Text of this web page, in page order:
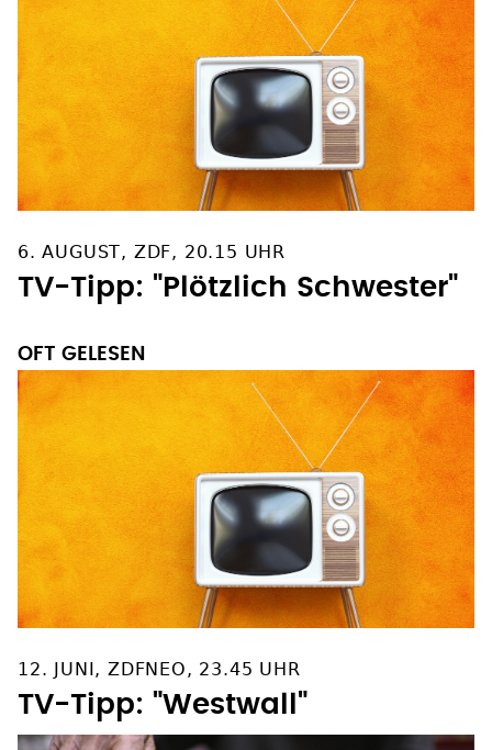
6. AUGUST, ZDF, 20.15 UHR
TV-Tipp: "Plötzlich Schwester"
OFT GELESEN
12. JUNI, ZDFNEO, 23.45 UHR
TV-Tipp: "Westwall"